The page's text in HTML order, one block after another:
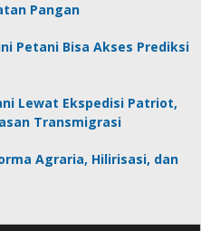
Pangan
Petani Bisa Akses Prediksi
Lewat Ekspedisi Patriot,
Transmigrasi
Agraria, Hilirisasi, dan